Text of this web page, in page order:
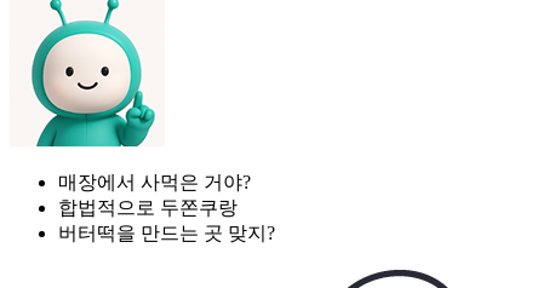
매장에서 사먹은 거야?
합법적으로 두쫀쿠랑
버터떡을 만드는 곳 맞지?